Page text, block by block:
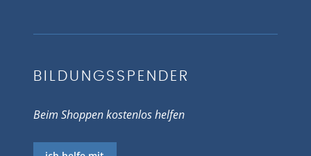
BILDUNGSSPENDER
Beim Shoppen kostenlos helfen